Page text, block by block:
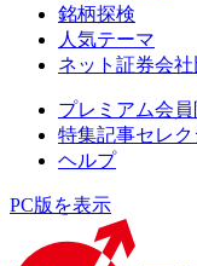
銘柄探検
人気テーマ
ネット証券会社
プレミアム会
特集記事セレク
ヘルプ
PC版を表示